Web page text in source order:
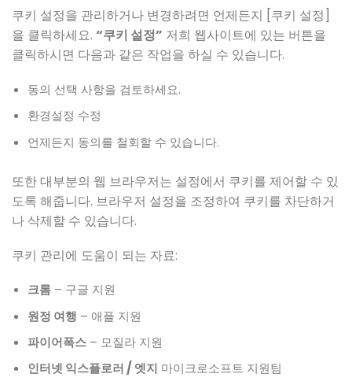
쿠키 설정을 관리하거나 변경하려면 언제든지 [쿠키 설정]
을 클릭하세요. “쿠키 설정” 저희 웹사이트에 있는 버튼을
클릭하시면 다음과 같은 작업을 하실 수 있습니다.
동의 선택 사항을 검토하세요.
환경설정 수정
언제든지 동의를 철회할 수 있습니다.
또한 대부분의 웹 브라우저는 설정에서 쿠키를 제어할 수 있
도록 해줍니다. 브라우저 설정을 조정하여 쿠키를 차단하거
나 삭제할 수 있습니다.
쿠키 관리에 도움이 되는 자료:
크롬 – 구글 지원
원정 여행 – 애플 지원
파이어폭스 – 모질라 지원
인터넷 익스플로러 / 엣지 마이크로소프트 지원팀